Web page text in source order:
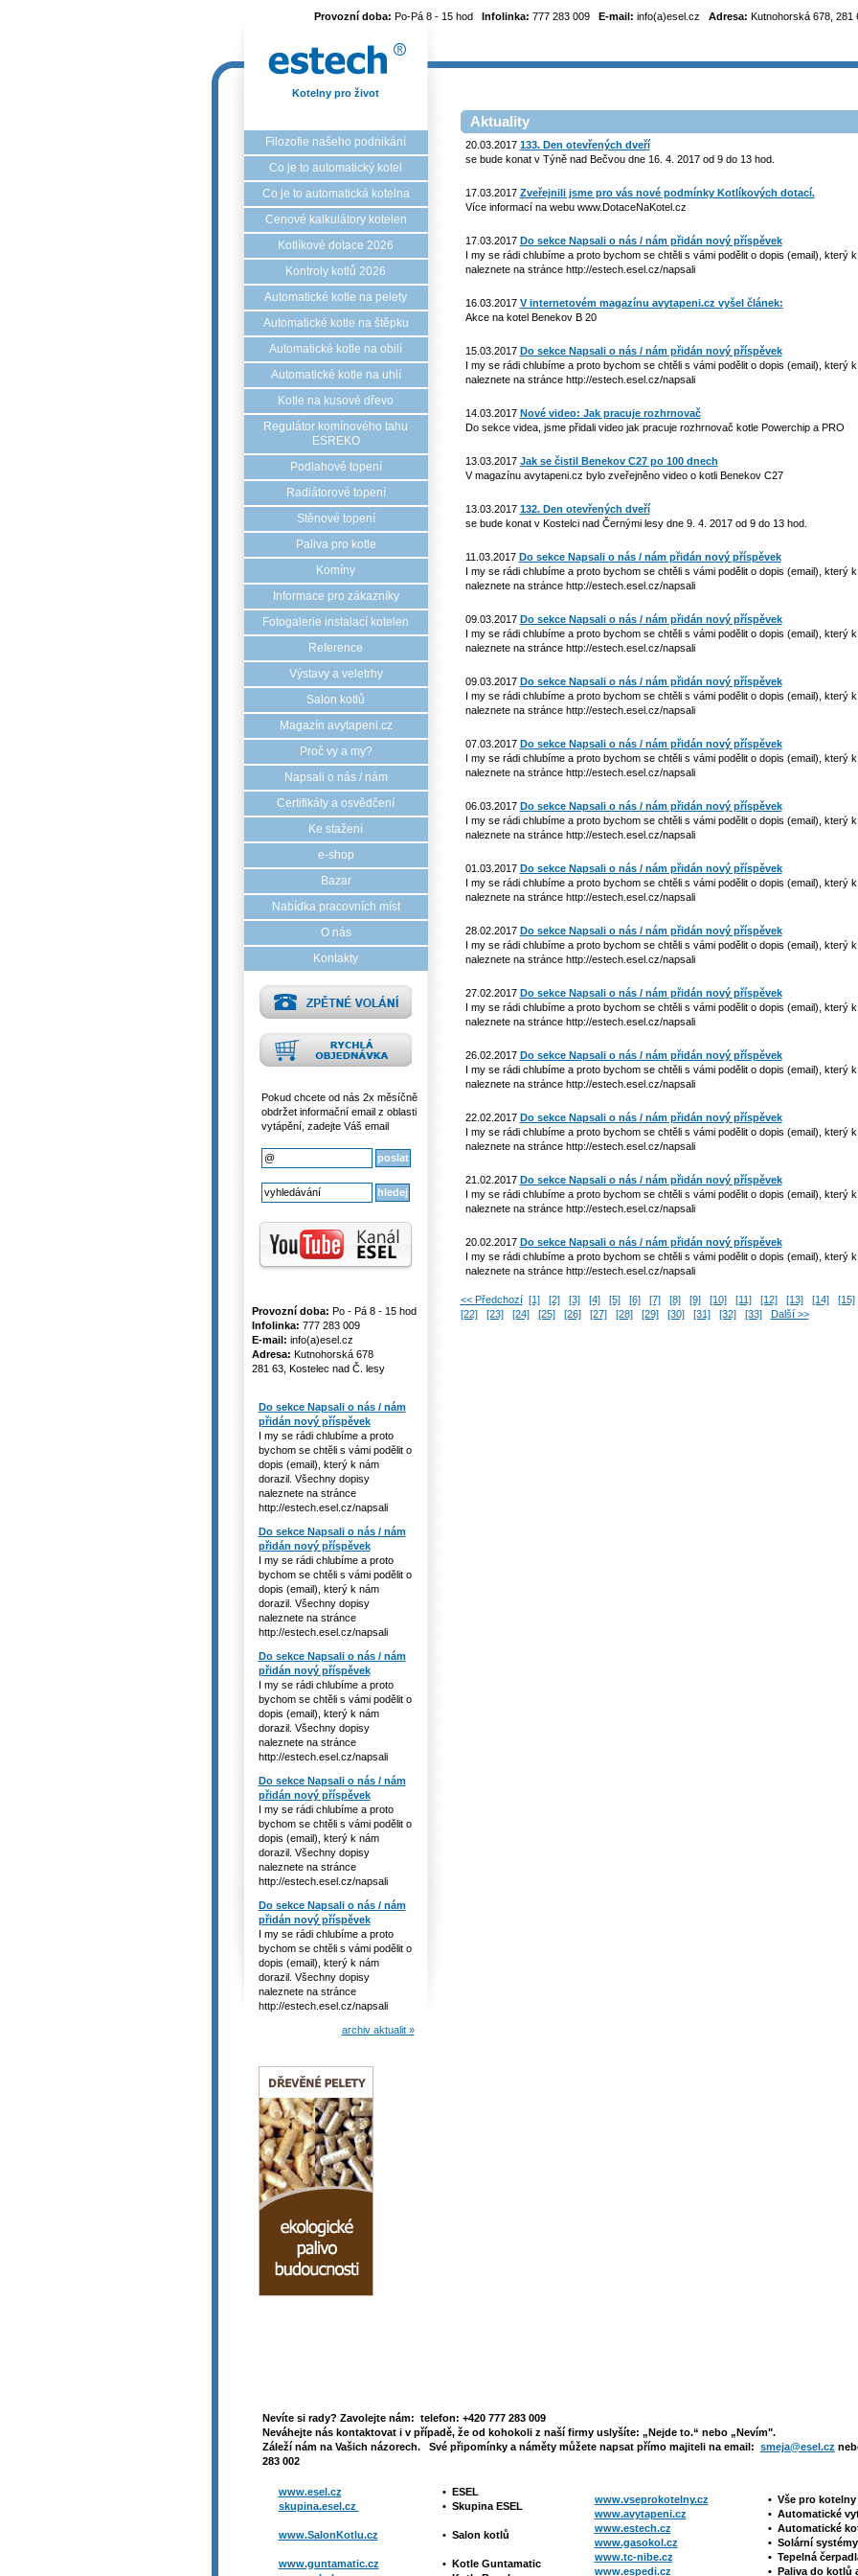
Provozní doba: Po-Pá 8 - 15 hod Infolinka: 777 283 009 E-mail: info(a)esel.cz Adresa: Kutnohorská 678, 281
Kotelny pro život
Filozofie našeho podnikání
Co je to automatický kotel
Co je to automatická kotelna
Cenové kalkulátory kotelen
Kotlíkové dotace 2026
Kontroly kotlů 2026
Automatické kotle na pelety
Automatické kotle na štěpku
Automatické kotle na obilí
Automatické kotle na uhlí
Kotle na kusové dřevo
Regulátor komínového tahu
ESREKO
Podlahové topení
Radiátorové topení
Stěnové topení
Paliva pro kotle
Komíny
Informace pro zákazníky
Fotogalerie instalací kotelen
Reference
Výstavy a veletrhy
Salon kotlů
Magazín avytapeni.cz
Proč vy a my?
Napsali o nás / nám
Certifikáty a osvědčení
Ke stažení
e-shop
Bazar
Nabídka pracovních míst
O nás
Kontakty
Pokud chcete od nás 2x měsíčně
obdržet informační email z oblasti
vytápění, zadejte Váš email
Provozní doba: Po - Pá 8 - 15 hod
Infolinka: 777 283 009
E-mail: info(a)esel.cz
Adresa: Kutnohorská 678
281 63, Kostelec nad Č. lesy
Do sekce Napsali o nás / nám
přidán nový příspěvek
I my se rádi chlubíme a proto
bychom se chtěli s vámi podělit o
dopis (email), který k nám
dorazil. Všechny dopisy
naleznete na stránce
http://estech.esel.cz/napsali
Do sekce Napsali o nás / nám
přidán nový příspěvek
I my se rádi chlubíme a proto
bychom se chtěli s vámi podělit o
dopis (email), který k nám
dorazil. Všechny dopisy
naleznete na stránce
http://estech.esel.cz/napsali
Do sekce Napsali o nás / nám
přidán nový příspěvek
I my se rádi chlubíme a proto
bychom se chtěli s vámi podělit o
dopis (email), který k nám
dorazil. Všechny dopisy
naleznete na stránce
http://estech.esel.cz/napsali
Do sekce Napsali o nás / nám
přidán nový příspěvek
I my se rádi chlubíme a proto
bychom se chtěli s vámi podělit o
dopis (email), který k nám
dorazil. Všechny dopisy
naleznete na stránce
http://estech.esel.cz/napsali
Do sekce Napsali o nás / nám
přidán nový příspěvek
I my se rádi chlubíme a proto
bychom se chtěli s vámi podělit o
dopis (email), který k nám
dorazil. Všechny dopisy
naleznete na stránce
http://estech.esel.cz/napsali
archiv aktualit »
Aktuality
20.03.2017 133. Den otevřených dveří
se bude konat v Týně nad Bečvou dne 16. 4. 2017 od 9 do 13 hod.
17.03.2017 Zveřejnili jsme pro vás nové podmínky Kotlíkových dotací.
Více informací na webu www.DotaceNaKotel.cz
17.03.2017 Do sekce Napsali o nás / nám přidán nový příspěvek
I my se rádi chlubíme a proto bychom se chtěli s vámi podělit o dopis (email), který
naleznete na stránce http://estech.esel.cz/napsali
16.03.2017 V internetovém magazínu avytapeni.cz vyšel článek:
Akce na kotel Benekov B 20
15.03.2017 Do sekce Napsali o nás / nám přidán nový příspěvek
I my se rádi chlubíme a proto bychom se chtěli s vámi podělit o dopis (email), který
naleznete na stránce http://estech.esel.cz/napsali
14.03.2017 Nové video: Jak pracuje rozhrnovač
Do sekce videa, jsme přidali video jak pracuje rozhrnovač kotle Powerchip a PRO
13.03.2017 Jak se čistil Benekov C27 po 100 dnech
V magazínu avytapeni.cz bylo zveřejněno video o kotli Benekov C27
13.03.2017 132. Den otevřených dveří
se bude konat v Kostelci nad Černými lesy dne 9. 4. 2017 od 9 do 13 hod.
11.03.2017 Do sekce Napsali o nás / nám přidán nový příspěvek
I my se rádi chlubíme a proto bychom se chtěli s vámi podělit o dopis (email), který
naleznete na stránce http://estech.esel.cz/napsali
09.03.2017 Do sekce Napsali o nás / nám přidán nový příspěvek
I my se rádi chlubíme a proto bychom se chtěli s vámi podělit o dopis (email), který
naleznete na stránce http://estech.esel.cz/napsali
09.03.2017 Do sekce Napsali o nás / nám přidán nový příspěvek
I my se rádi chlubíme a proto bychom se chtěli s vámi podělit o dopis (email), který
naleznete na stránce http://estech.esel.cz/napsali
07.03.2017 Do sekce Napsali o nás / nám přidán nový příspěvek
I my se rádi chlubíme a proto bychom se chtěli s vámi podělit o dopis (email), který
naleznete na stránce http://estech.esel.cz/napsali
06.03.2017 Do sekce Napsali o nás / nám přidán nový příspěvek
I my se rádi chlubíme a proto bychom se chtěli s vámi podělit o dopis (email), který
naleznete na stránce http://estech.esel.cz/napsali
01.03.2017 Do sekce Napsali o nás / nám přidán nový příspěvek
I my se rádi chlubíme a proto bychom se chtěli s vámi podělit o dopis (email), který
naleznete na stránce http://estech.esel.cz/napsali
28.02.2017 Do sekce Napsali o nás / nám přidán nový příspěvek
I my se rádi chlubíme a proto bychom se chtěli s vámi podělit o dopis (email), který
naleznete na stránce http://estech.esel.cz/napsali
27.02.2017 Do sekce Napsali o nás / nám přidán nový příspěvek
I my se rádi chlubíme a proto bychom se chtěli s vámi podělit o dopis (email), který
naleznete na stránce http://estech.esel.cz/napsali
26.02.2017 Do sekce Napsali o nás / nám přidán nový příspěvek
I my se rádi chlubíme a proto bychom se chtěli s vámi podělit o dopis (email), který
naleznete na stránce http://estech.esel.cz/napsali
22.02.2017 Do sekce Napsali o nás / nám přidán nový příspěvek
I my se rádi chlubíme a proto bychom se chtěli s vámi podělit o dopis (email), který
naleznete na stránce http://estech.esel.cz/napsali
21.02.2017 Do sekce Napsali o nás / nám přidán nový příspěvek
I my se rádi chlubíme a proto bychom se chtěli s vámi podělit o dopis (email), který
naleznete na stránce http://estech.esel.cz/napsali
20.02.2017 Do sekce Napsali o nás / nám přidán nový příspěvek
I my se rádi chlubíme a proto bychom se chtěli s vámi podělit o dopis (email), který
naleznete na stránce http://estech.esel.cz/napsali
<< Předchozí [1] [2] [3] [4] [5] [6] [7] [8] [9] [10] [11] [12] [13] [14] [15]
[22]
[23] [24] [25] [26] [27] [28] [29] [30] [31] [32] [33] Další >>
Nevíte si rady? Zavolejte nám: telefon: +420 777 283 009
Neváhejte nás kontaktovat i v případě, že od kohokoli z naší firmy uslyšíte: „Nejde to.“ nebo „Nevím".
Záleží nám na Vašich názorech. Své připomínky a náměty můžete napsat přímo majiteli na email: smeja@esel.cz
283 002
www.esel.cz
skupina.esel.cz
www.SalonKotlu.cz
www.guntamatic.cz
• ESEL
• Skupina ESEL
• Salon kotlů
• Kotle Guntamatic
www.vseprokotelny.cz
www.avytapeni.cz
www.estech.cz
www.gasokol.cz
www.tc-nibe.cz
www.espedi.cz
• Vše pro kotelny
• Automatické
• Automatické
• Solární
• Tepelná
• Paliva do kotlů